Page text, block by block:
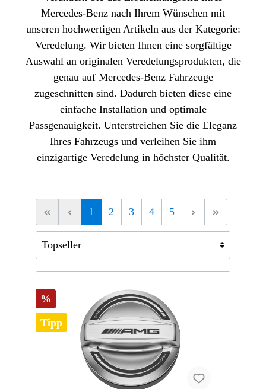
Mercedes-Benz nach Ihrem Wünschen mit
unseren hochwertigen Artikeln aus der Kategorie:
Veredelung. Wir bieten Ihnen eine sorgfältige
Auswahl an originalen Veredelungsprodukten, die
genau auf Mercedes-Benz Fahrzeuge
zugeschnitten sind. Dadurch bieten diese eine
einfache Installation und optimale
Passgenauigkeit. Unterstreichen Sie die Eleganz
Ihres Fahrzeugs und verleihen Sie ihm
einzigartige Veredelung in höchster Qualität.
1 2 3 4 5
%
Tipp